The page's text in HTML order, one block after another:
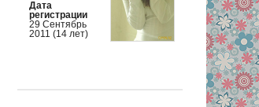
Дата
регистрации
29 Сентябрь
2011 (14 лет)